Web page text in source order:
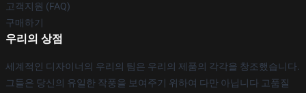
고객지원 (FAQ)
구매하기
우리의 상점
세계적인 디자이너의 우리의 팀은 우리의 제품의 각각을 창조했습니다.
그들은 당신의 유일한 작풍을 보여주기 위하여 다만 아닙니다 고품질